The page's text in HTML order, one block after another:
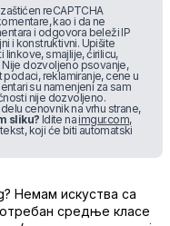
reCAPTCHA
kao i da ne
i odgovora beleži IP
i konstruktivni. Upišite
smajlije, ćirilicu,
Nije dozvoljeno psovanje,
podaci, reklamiranje, cene u
su namenjeni za sam
nije dozvoljeno.
cenovnik na vrhu strane,
sliku? Idite na imgur.com,
koji će biti automatski
Немам искуства са
средње класе